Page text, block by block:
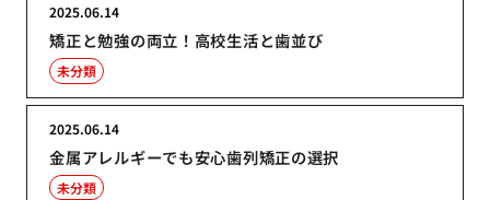
矯正と勉強の両立！高校生活と歯並び
2025.06.14
未分類
金属アレルギーでも安心歯列矯正の選択
2025.06.14
未分類